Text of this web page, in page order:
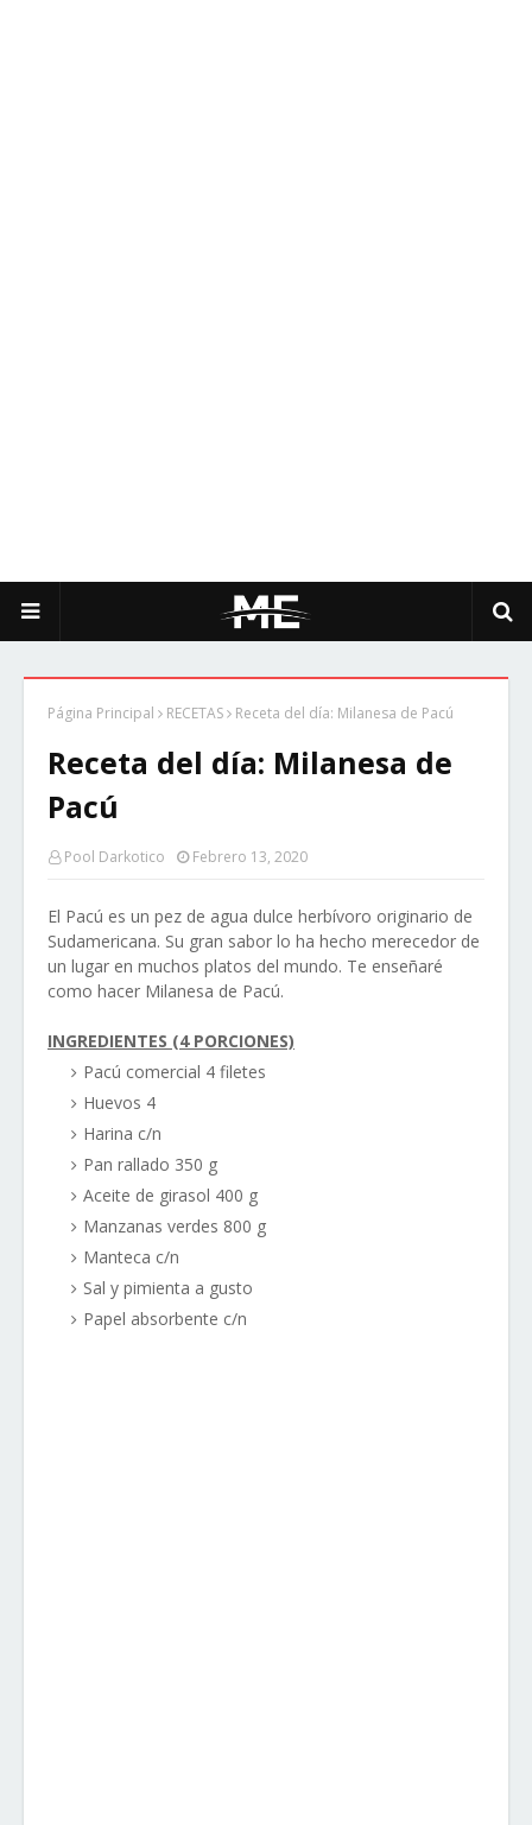
Página Principal RECETAS Receta del día: Milanesa de Pacú
Receta del día: Milanesa de
Pacú
Pool Darkotico Febrero 13, 2020
El Pacú es un pez de agua dulce herbívoro originario de
Sudamericana. Su gran sabor lo ha hecho merecedor de
un lugar en muchos platos del mundo. Te enseñaré
como hacer Milanesa de Pacú.
INGREDIENTES (4 PORCIONES)
Pacú comercial 4 filetes
Huevos 4
Harina c/n
Pan rallado 350 g
Aceite de girasol 400 g
Manzanas verdes 800 g
Manteca c/n
Sal y pimienta a gusto
Papel absorbente c/n